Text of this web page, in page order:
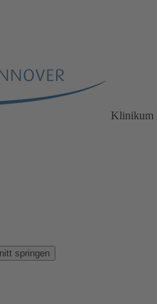
Klinikum
springen